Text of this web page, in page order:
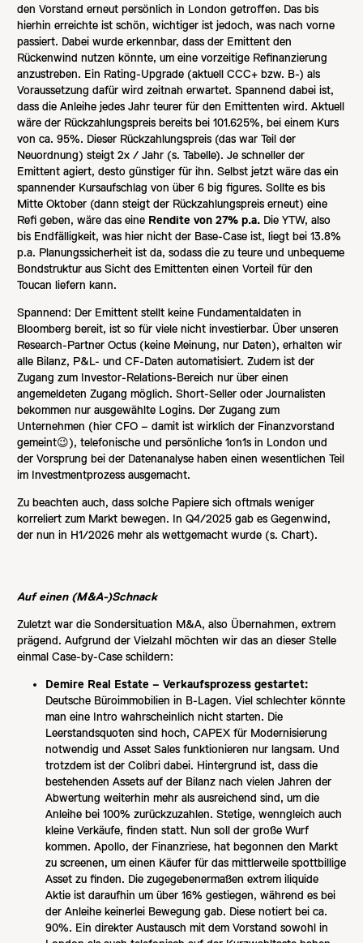
den Vorstand erneut persönlich in London getroffen. Das bis
hierhin erreichte ist schön, wichtiger ist jedoch, was nach vorne
passiert. Dabei wurde erkennbar, dass der Emittent den
Rückenwind nutzen könnte, um eine vorzeitige Refinanzierung
anzustreben. Ein Rating-Upgrade (aktuell CCC+ bzw. B-) als
Voraussetzung dafür wird zeitnah erwartet. Spannend dabei ist,
dass die Anleihe jedes Jahr teurer für den Emittenten wird. Aktuell
wäre der Rückzahlungspreis bereits bei 101.625%, bei einem Kurs
von ca. 95%. Dieser Rückzahlungspreis (das war Teil der
Neuordnung) steigt 2x / Jahr (s. Tabelle). Je schneller der
Emittent agiert, desto günstiger für ihn. Selbst jetzt wäre das ein
spannender Kursaufschlag von über 6 big figures. Sollte es bis
Mitte Oktober (dann steigt der Rückzahlungspreis erneut) eine
Refi geben, wäre das eine Rendite von 27% p.a. Die YTW, also
bis Endfälligkeit, was hier nicht der Base-Case ist, liegt bei 13.8%
p.a. Planungssicherheit ist da, sodass die zu teure und unbequeme
Bondstruktur aus Sicht des Emittenten einen Vorteil für den
Toucan liefern kann.
Spannend: Der Emittent stellt keine Fundamentaldaten in
Bloomberg bereit, ist so für viele nicht investierbar. Über unseren
Research-Partner Octus (keine Meinung, nur Daten), erhalten wir
alle Bilanz, P&L- und CF-Daten automatisiert. Zudem ist der
Zugang zum Investor-Relations-Bereich nur über einen
angemeldeten Zugang möglich. Short-Seller oder Journalisten
bekommen nur ausgewählte Logins. Der Zugang zum
Unternehmen (hier CFO – damit ist wirklich der Finanzvorstand
gemeint😉), telefonische und persönliche 1on1s in London und
der Vorsprung bei der Datenanalyse haben einen wesentlichen Teil
im Investmentprozess ausgemacht.
Zu beachten auch, dass solche Papiere sich oftmals weniger
korreliert zum Markt bewegen. In Q4/2025 gab es Gegenwind,
der nun in H1/2026 mehr als wettgemacht wurde (s. Chart).
Auf einen (M&A-)Schnack
Zuletzt war die Sondersituation M&A, also Übernahmen, extrem
prägend. Aufgrund der Vielzahl möchten wir das an dieser Stelle
einmal Case-by-Case schildern:
Demire Real Estate – Verkaufsprozess gestartet:
Deutsche Büroimmobilien in B-Lagen. Viel schlechter könnte
man eine Intro wahrscheinlich nicht starten. Die
Leerstandsquoten sind hoch, CAPEX für Modernisierung
notwendig und Asset Sales funktionieren nur langsam. Und
trotzdem ist der Colibri dabei. Hintergrund ist, dass die
bestehenden Assets auf der Bilanz nach vielen Jahren der
Abwertung weiterhin mehr als ausreichend sind, um die
Anleihe bei 100% zurückzuzahlen. Stetige, wenngleich auch
kleine Verkäufe, finden statt. Nun soll der große Wurf
kommen. Apollo, der Finanzriese, hat begonnen den Markt
zu screenen, um einen Käufer für das mittlerweile spottbillige
Asset zu finden. Die zugegebenermaßen extrem iliquide
Aktie ist daraufhin um über 16% gestiegen, während es bei
der Anleihe keinerlei Bewegung gab. Diese notiert bei ca.
90%. Ein direkter Austausch mit dem Vorstand sowohl in